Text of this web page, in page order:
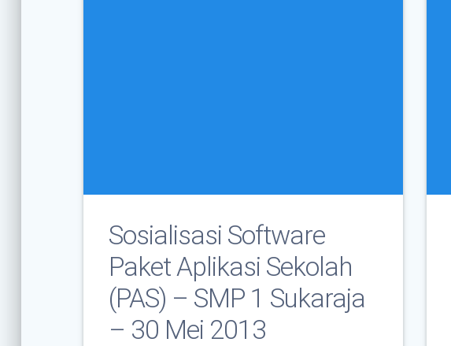
Sosialisasi Software
Paket Aplikasi Sekolah
(PAS) – SMP 1 Sukaraja
– 30 Mei 2013